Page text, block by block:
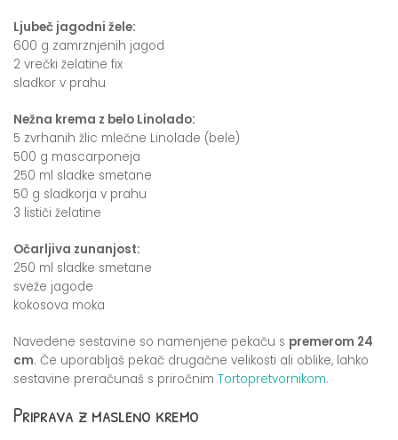
Ljubeč jagodni žele:
600 g zamrznjenih jagod
2 vrečki želatine fix
sladkor v prahu
Nežna krema z belo Linolado:
5 zvrhanih žlic mlečne Linolade (bele)
500 g mascarponeja
250 ml sladke smetane
50 g sladkorja v prahu
3 lističi želatine
Očarljiva zunanjost:
250 ml sladke smetane
sveže jagode
kokosova moka
Navedene sestavine so namenjene pekaču s premerom 24
cm. Če uporabljaš pekač drugačne velikosti ali oblike, lahko
sestavine preračunaš s priročnim Tortopretvornikom.
Priprava z masleno kremo